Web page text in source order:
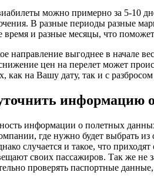
можно примерно за 5-10
В разные периоды разные
время и разные месяцы, что
направление выгоднее в начале
цен на перелет может
как на Вашу дату, так и с
информацию
информации о полетных
где нужно будет выбрать
случается и такое, что
своих пассажиров. Так же не
проверять паспортные